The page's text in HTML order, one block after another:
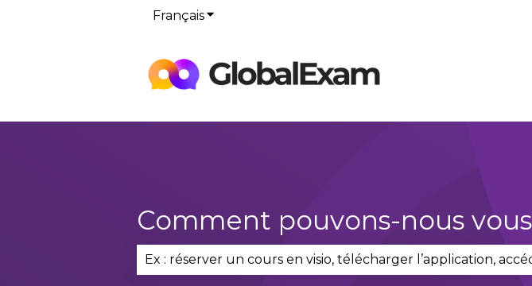
FrançaisAfficher le sous-menu pour les traductions
Comment pouvons-nous